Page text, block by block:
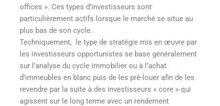
offices ». Ces types d’investisseurs sont
particulièrement actifs lorsque le marché se situe au
plus bas de son cycle.
Techniquement, le type de stratégie mis en œuvre par
les investisseurs opportunistes se base généralement
sur l’analyse du cycle immobilier ou à l’achat
d’immeubles en blanc puis de les pré-louer afin de les
revendre par la suite à des investisseurs « core » qui
agissent sur le long terme avec un rendement